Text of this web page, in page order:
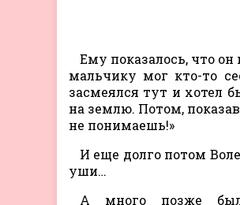
Ему показалось, что
мальчику мог кто-то
засмеялся тут и хотел
на землю. Потом,
не понимаешь!»
И еще долго потом
уши…
А много позже